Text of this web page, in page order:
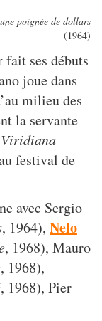
poignée de dollars
(1964)
fait ses débuts
joue dans
milieu des
la servante
Viridiana
festival de
avec Sergio
, 1964), Nelo
, 1968), Mauro
, 1968),
, 1968), Pier